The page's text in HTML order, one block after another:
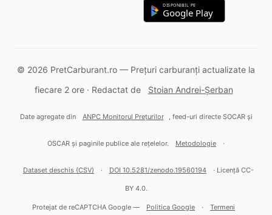
DISPONIBIL PE
Google Play
© 2026 PretCarburant.ro — Prețuri carburanți actualizate la
fiecare 2 ore · Redactat de
Stoian Andrei-Șerban
Date agregate din ANPC Monitorul Prețurilor , feed-uri directe SOCAR și
OSCAR și paginile publice ale rețelelor. Metodologie ·
Dataset deschis (CSV) · DOI 10.5281/zenodo.19560194 · Licență CC-
BY 4.0.
Protejat de reCAPTCHA Google — Politica Google · Termeni